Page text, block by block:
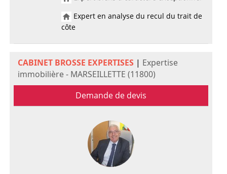
Expert en analyse du recul du trait de
côte
CABINET BROSSE EXPERTISES | Expertise
immobilière - MARSEILLETTE (11800)
Demande de devis